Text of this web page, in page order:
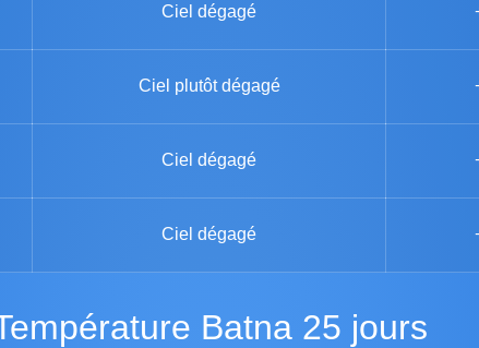
Ciel dégagé
Ciel plutôt dégagé
Ciel dégagé
Ciel dégagé
Température Batna 25 jours